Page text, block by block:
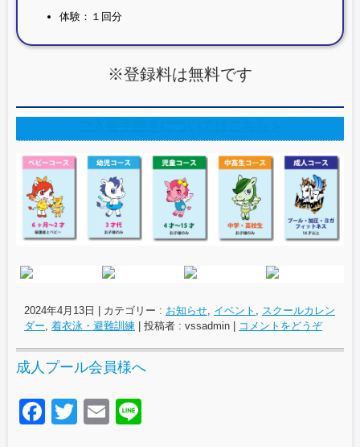
体験：１回分
※登録料は無料です
2024年4月13日 カテゴリー : お知らせ イベント
スクールカレン
ダー 着衣泳・避難訓練 投稿者 : vssadmin コメントをどうぞ
成人プール会員様へ
F
T
E